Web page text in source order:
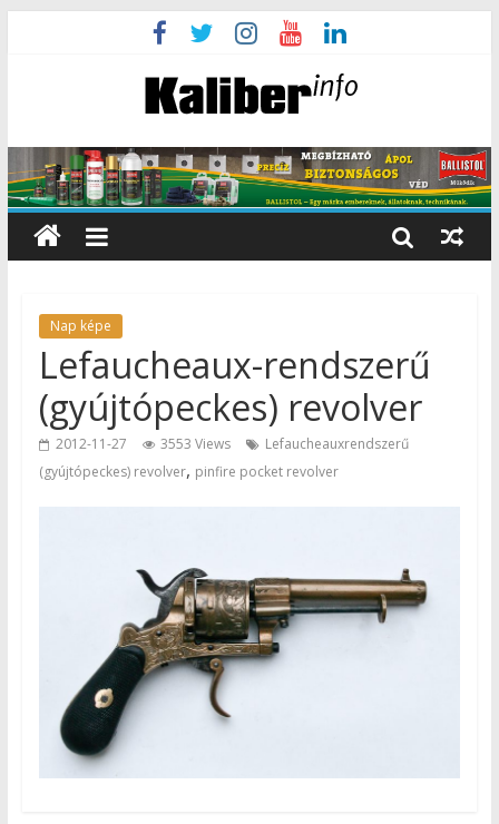
Nap képe
Lefaucheaux-rendszerű
(gyújtópeckes) revolver
2012-11-27 3553 Views
Lefaucheauxrendszerű
(gyújtópeckes) revolver, pinfire pocket revolver